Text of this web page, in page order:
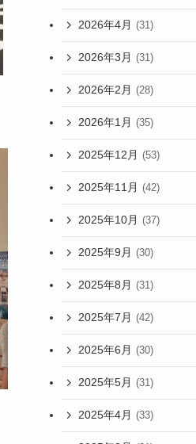
2026年4月 (31)
2026年3月 (31)
2026年2月 (28)
2026年1月 (35)
2025年12月 (53)
2025年11月 (42)
2025年10月 (37)
2025年9月 (30)
2025年8月 (31)
2025年7月 (42)
2025年6月 (30)
2025年5月 (31)
2025年4月 (33)